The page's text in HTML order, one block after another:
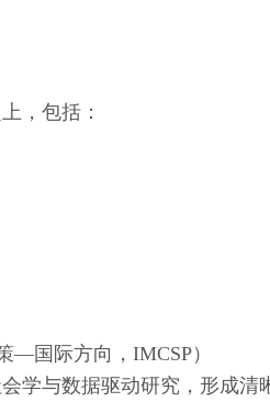
，包括：
—国际方向，IMCSP）
学与数据驱动研究，形成清